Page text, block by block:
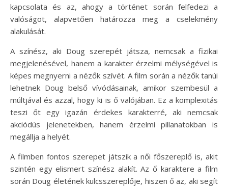
kapcsolata és az, ahogy a történet során felfedezi a
valóságot, alapvetően határozza meg a cselekmény
alakulását.
A színész, aki Doug szerepét játsza, nemcsak a fizikai
megjelenésével, hanem a karakter érzelmi mélységével is
képes megnyerni a nézők szívét. A film során a nézők tanúi
lehetnek Doug belső vívódásainak, amikor szembesül a
múltjával és azzal, hogy ki is ő valójában. Ez a komplexitás
teszi őt egy igazán érdekes karakterré, aki nemcsak
akciódús jelenetekben, hanem érzelmi pillanatokban is
megállja a helyét.
A filmben fontos szerepet játszik a női főszereplő is, akit
szintén egy elismert színész alakít. Az ő karaktere a film
során Doug életének kulcsszereplője, hiszen ő az, aki segít